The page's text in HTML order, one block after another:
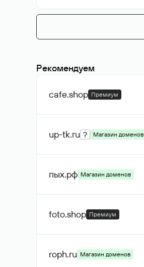
Рекомендуем
cafe.shop Премиум
up-tk.ru ? Магазин доменов
пых.рф Магазин доменов
foto.shop Премиум
roph.ru Магазин доменов